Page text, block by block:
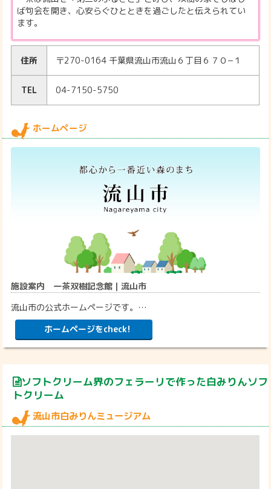
ば句会を開き、心安らぐひとときを過ごしたと伝えられてい
ます。
住所 〒270-0164 千葉県流山市流山６丁目６７０−１
TEL 04-7150-5750
ホームページ
施設案内 一茶双樹記念館｜流山市
流山市の公式ホームページです。…
ホームページをcheck!
ソフトクリーム界のフェラーリで作った白みりんソフ
トクリーム
流山市白みりんミュージアム